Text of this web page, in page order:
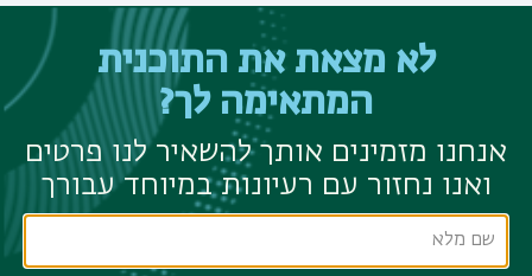
לא מצאת את התוכנית
המתאימה לך?
אנחנו מזמינים אותך להשאיר לנו פרטים
ואנו נחזור עם רעיונות במיוחד עבורך